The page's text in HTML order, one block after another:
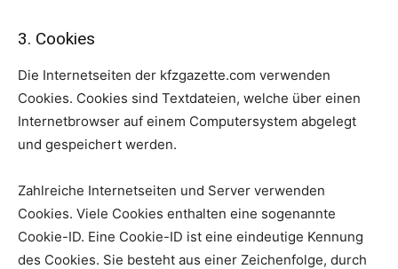
3. Cookies
Die Internetseiten der kfzgazette.com verwenden
Cookies. Cookies sind Textdateien, welche über einen
Internetbrowser auf einem Computersystem abgelegt
und gespeichert werden.
Zahlreiche Internetseiten und Server verwenden
Cookies. Viele Cookies enthalten eine sogenannte
Cookie-ID. Eine Cookie-ID ist eine eindeutige Kennung
des Cookies. Sie besteht aus einer Zeichenfolge, durch